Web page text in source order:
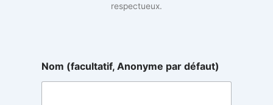
respectueux.
Nom (facultatif, Anonyme par défaut)